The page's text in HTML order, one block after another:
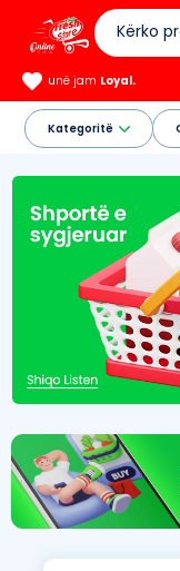
unë jam Loyal.
Kategoritë